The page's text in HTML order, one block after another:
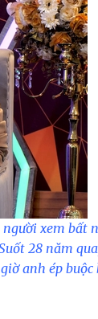
người xem bất
28 năm
anh ép buộc